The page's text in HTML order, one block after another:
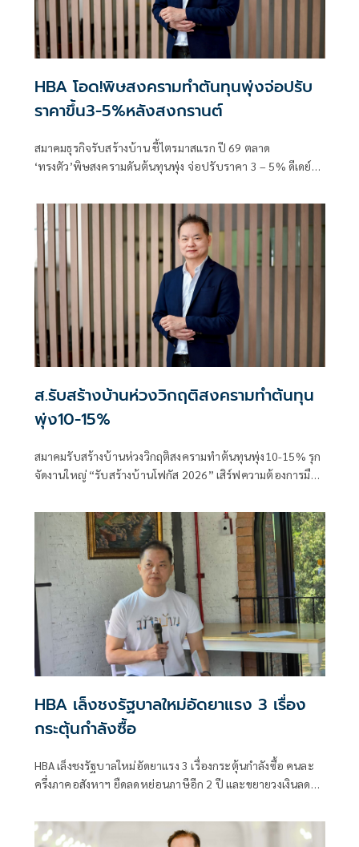
HBA โอด!พิษสงครามทำตันทุนพุ่งจ่อปรับ
ราคาขึ้น3-5%หลังสงกรานต์
สมาคมธุรกิจรับสร้างบ้าน ชี้ไตรมาสแรก ปี 69 ตลาด
‘ทรงตัว’พิษสงครามดันต้นทุนพุ่ง จ่อปรับราคา 3 – 5% ดีเดย์
ส.รับสร้างบ้านห่วงวิกฤติสงครามทำต้นทุน
พุ่ง10-15%
สมาคมรับสร้างบ้านห่วงวิกฤติสงครามทำต้นทุนพุ่ง10-15% รุก
จัดงานใหญ่ “รับสร้างบ้านโฟกัส 2026” เสิร์ฟความต้องการมือ
HBA เล็งชงรัฐบาลใหม่อัดยาแรง 3 เรื่อง
กระตุ้นกำลังซื้อ
HBA เล็งชงรัฐบาลใหม่อัดยาแรง 3 เรื่องกระตุ้นกำลังซื้อ คนละ
ครึ่งภาคอสังหาฯ ยืดลดหย่อนภาษีอีก 2 ปี และขยายวงเงินลด
ยุทธศาสตร์รุกทั่วไทย จัดตั้งบอร์ดภูมิภาค พร้อมสานวิสัยทัศน์
B-Q-O เร่งตลาดรับสร้างบ้านฟื้นตัว